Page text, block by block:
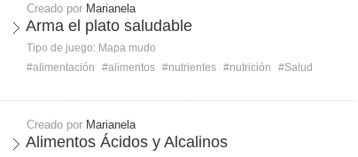
Creado por Marianela
Arma el plato saludable
Tipo de juego: Mapa mudo
#alimentación
#alimentos #nutrientes #nutrición #Salud
Creado por Marianela
Alimentos Ácidos y Alcalinos